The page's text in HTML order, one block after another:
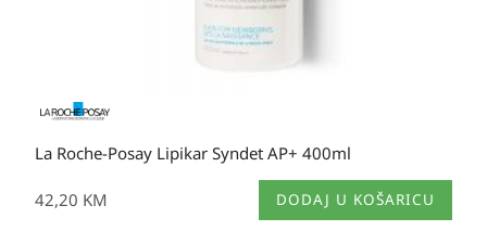
La Roche-Posay Lipikar Syndet AP+ 400ml
42,20 KM DODAJ U KOŠARICU